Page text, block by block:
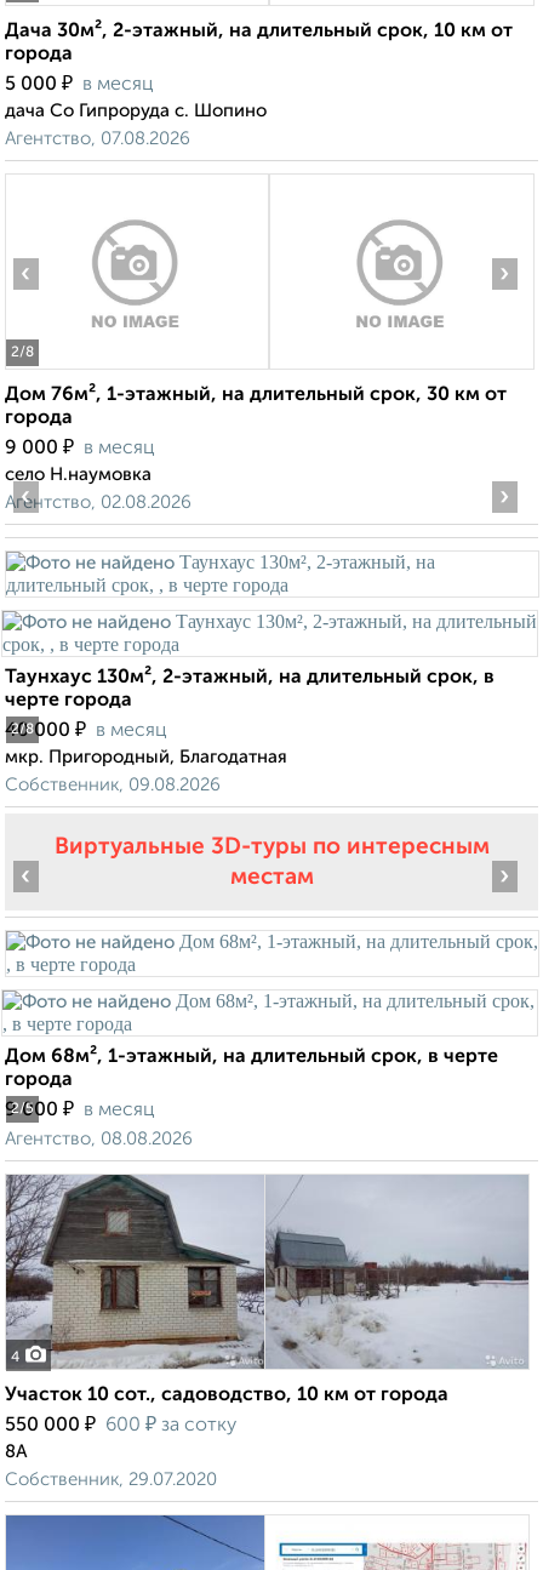
Дача 30м², 2-этажный, на длительный срок, 10 км от
города
5 000 ₽ в месяц
дача Со Гипроруда с. Шопино
Агентство, 07.08.2026
2/8
‹ ›
Дом 76м², 1-этажный, на длительный срок, 30 км от
города
9 000 ₽ в месяц
село Н.наумовка
Агентство, 02.08.2026
2/8
‹ ›
Таунхаус 130м², 2-этажный, на длительный срок, в
черте города
40 000 ₽ в месяц
мкр. Пригородный, Благодатная
Собственник, 09.08.2026
Виртуальные 3D-туры по интересным
местам
2/5
‹ ›
Дом 68м², 1-этажный, на длительный срок, в черте
города
9 000 ₽ в месяц
Агентство, 08.08.2026
4
Участок 10 сот., садоводство, 10 км от города
550 000 ₽ 600 ₽ за сотку
8А
Собственник, 29.07.2020